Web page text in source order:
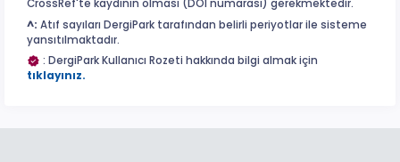
CrossRef'te kaydının olması (DOI numarası) gerekmektedir.
^: Atıf sayıları DergiPark tarafından belirli periyotlar ile sisteme
yansıtılmaktadır.
: DergiPark Kullanıcı Rozeti hakkında bilgi almak için
tıklayınız.